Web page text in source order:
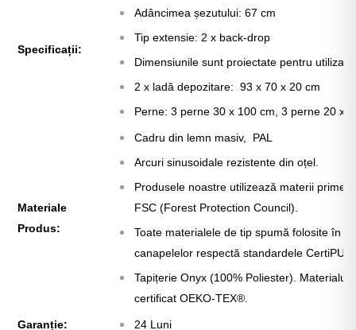
Specificații:
Adâncimea șezutului: 67 cm
Tip extensie: 2 x back-drop
Dimensiunile sunt proiectate pentru
2 x ladă depozitare: 93 x 70 x 20 cm
Perne: 3 perne 30 x 100 cm, 3 perne 20 x
Materiale
Produs:
Cadru din lemn masiv,
PAL
Arcuri sinusoidale rezistente din oțel.
Produsele noastre utilizează materii prime
FSC (Forest Protection Council).
Toate materialele de tip spumă folosite în
canapelelor respectă standardele CertiPUR.
Tapițerie Onyx (100% Poliester). Materialul
certificat OEKO-TEX®.
Garanție: 24 Luni